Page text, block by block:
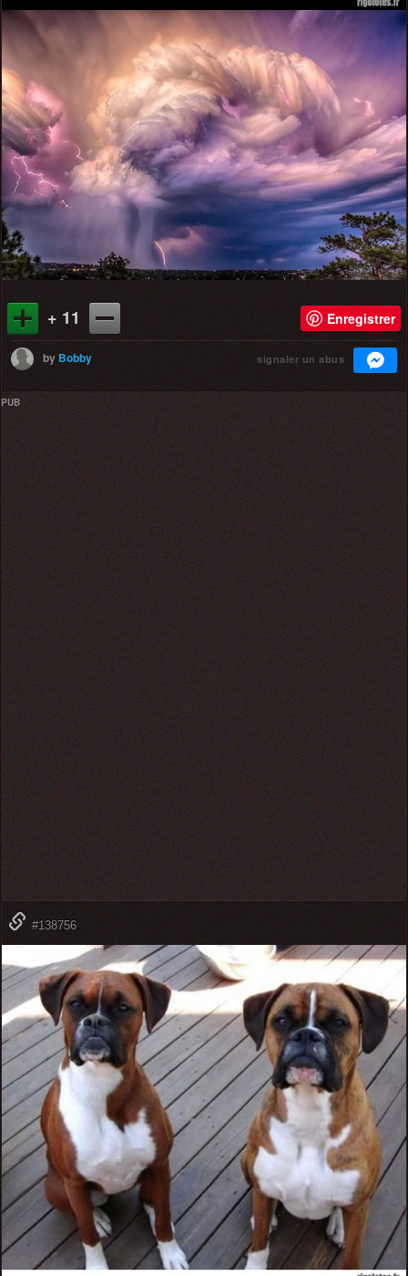
+ 11 Enregistrer
by Bobby signaler un abus
PUB
#138756